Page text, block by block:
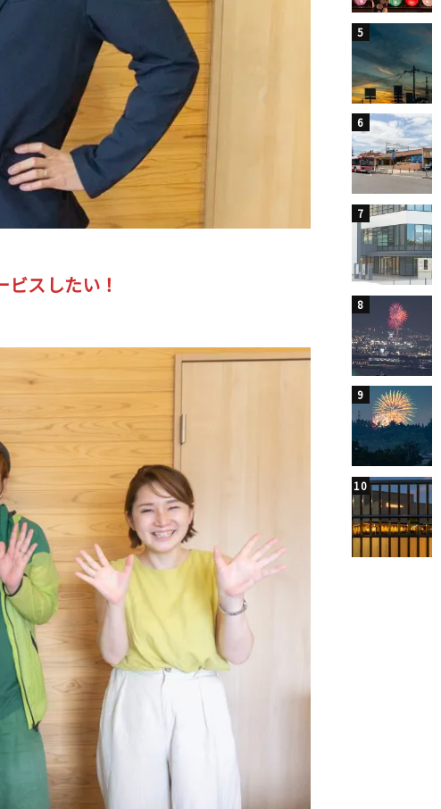
スしたい！